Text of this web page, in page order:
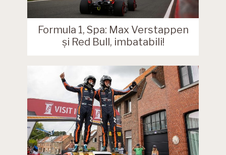
Formula 1, Spa: Max Verstappen
și Red Bull, imbatabili!